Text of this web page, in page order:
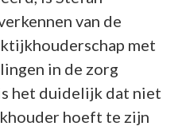
van de
met
in de zorg
het duidelijk dat niet
hoeft te zijn